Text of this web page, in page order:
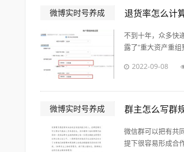
微博实时号养成 退货率怎么计
不到十年，众多快
露了“重大资产重组
2022-09-08
微博实时号养成 群主怎么写群
微信群可以把有共
提下很容易形成合